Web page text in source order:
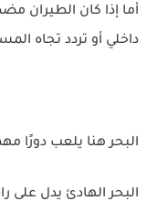
أما إذا كان الطيران
داخلي أو تردد تجاه
البحر هنا يلعب دورًا
البحر الهادئ يدل على